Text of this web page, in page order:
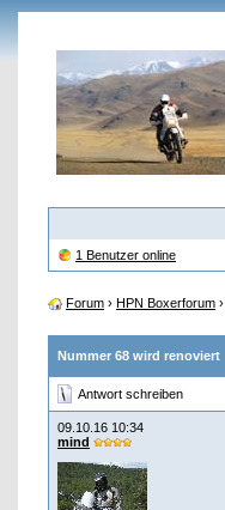
1 Benutzer online
Forum › HPN Boxerforum ›
Nummer 68 wird renoviert
Antwort schreiben
09.10.16 10:34
mind